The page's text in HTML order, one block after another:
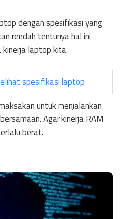
dengan spesifikasi yang
rendah tentunya hal ini
kinerja laptop kita.
spesifikasi laptop
untuk menjalankan
Agar kinerja RAM
berat.